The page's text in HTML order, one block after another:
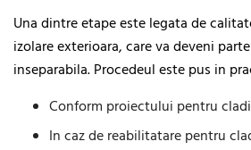
Una dintre etape este legata de
izolare exterioara, care va deveni
inseparabila. Procedeul este pus in
Conform proiectului pentru
In caz de reabilitatare pentru